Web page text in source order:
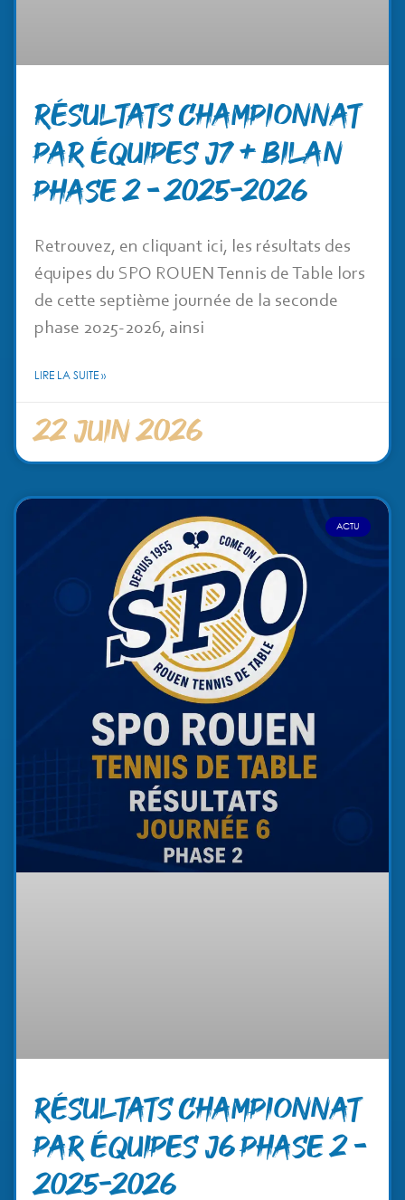
RÉSULTATS CHAMPIONNAT
PAR ÉQUIPES J7 + BILAN
PHASE 2 – 2025-2026
Retrouvez, en cliquant ici, les résultats des
équipes du SPO ROUEN Tennis de Table lors
de cette septième journée de la seconde
phase 2025-2026, ainsi
LIRE LA SUITE »
22 juin 2026
ACTU
RÉSULTATS CHAMPIONNAT
PAR ÉQUIPES J6 PHASE 2 –
2025-2026